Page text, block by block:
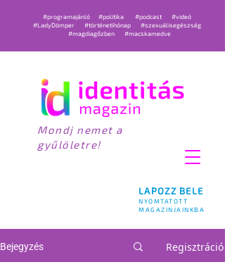
LAPOZZ BELE
NYOMTATOTT
MAGAZINJAINKBA
#programajánló #politika #podcast
#videó
#LadyDömper
#történetihónap
#szexuálisegészség
#magdiagőzben
#macskamedve
Mondj nemet a
gyűlöletre!
Bejegyzés Regisztráció